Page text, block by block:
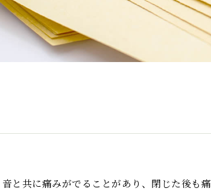
と共に痛みがでることがあり、閉じた後も